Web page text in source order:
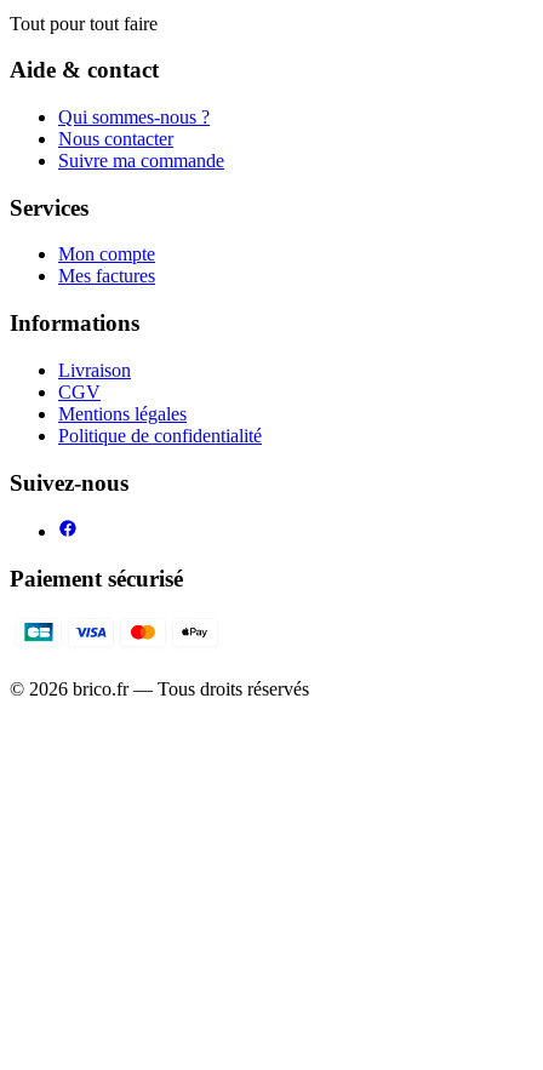
Tout pour tout faire
Aide & contact
Qui sommes-nous ?
Nous contacter
Suivre ma commande
Services
Mon compte
Mes factures
Informations
Livraison
CGV
Mentions légales
Politique de confidentialité
Suivez-nous
Paiement sécurisé
© 2026 brico.fr — Tous droits réservés